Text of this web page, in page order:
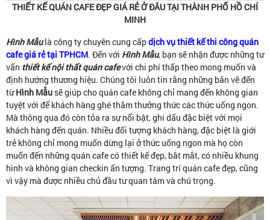
THIẾT KẾ QUÁN CAFE ĐẸP GIÁ RẺ Ở ĐÂU TẠI THÀNH PHỐ HỒ CHÍ
MINH
Hình Mẫulà công ty chuyên cung cấpdịch vụ thiết kế thi công quán
cafe giá rẻ tại TPHCM. Đến với Hình Mẫu, bạn sẽ nhận được những tư
vấn thiết kế nội thất quán cafevới chi phí thấp theo mong muốn và
định hướng thương hiệu. Chúng tôi luôn tin rằng những bản vẽ đến
từHình Mẫu sẽ giúp cho quán cafe không chỉ mang đến không gian
tuyệt với để khách hàng ghé thăm thưởng thức các thức uống ngon.
Mà thông qua đó còn tỏa ra sự nổi bật, ghi dấu đặc biệt với mọi
khách hàng đến quán. Nhiều đối tượng khách hàng, đặc biệt là giới
trẻ không chỉ mong muốn dừng lại ở thức uống ngon mà họ còn
muốn đến những quán cafe có thiết kế đẹp, bắt mắt, có nhiều khung
hình và không gian checkin ấn tượng. Trang trí quán cafe đẹp, cũng
vì vậy mà được nhiều chủ đầu tư quan tâm và chú trọng.